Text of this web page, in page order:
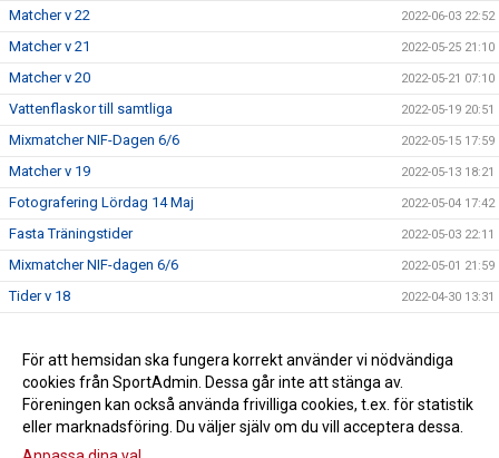
Matcher v 22 2022-06-03 22:52
Matcher v 21 2022-05-25 21:10
Matcher v 20 2022-05-21 07:10
Vattenflaskor till samtliga 2022-05-19 20:51
Mixmatcher NIF-Dagen 6/6 2022-05-15 17:59
Matcher v 19 2022-05-13 18:21
Fotografering Lördag 14 Maj 2022-05-04 17:42
Fasta Träningstider 2022-05-03 22:11
Mixmatcher NIF-dagen 6/6 2022-05-01 21:59
Tider v 18 2022-04-30 13:31
2022-04-19 13:28
2022-04-17 11:15
För att hemsidan ska fungera korrekt använder vi nödvändiga
cookies från SportAdmin. Dessa går inte att stänga av.
Föreningen kan också använda frivilliga cookies, t.ex. för statistik
eller marknadsföring. Du väljer själv om du vill acceptera dessa.